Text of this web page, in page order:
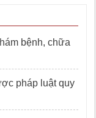
bệnh, chữa
pháp luật quy